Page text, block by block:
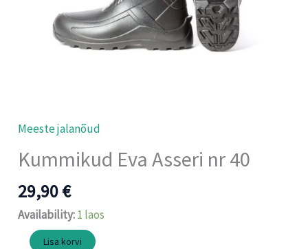
Meeste jalanõud
Kummikud Eva Asseri nr 40
29,90€
Availability:1 laos
Lisa korvi